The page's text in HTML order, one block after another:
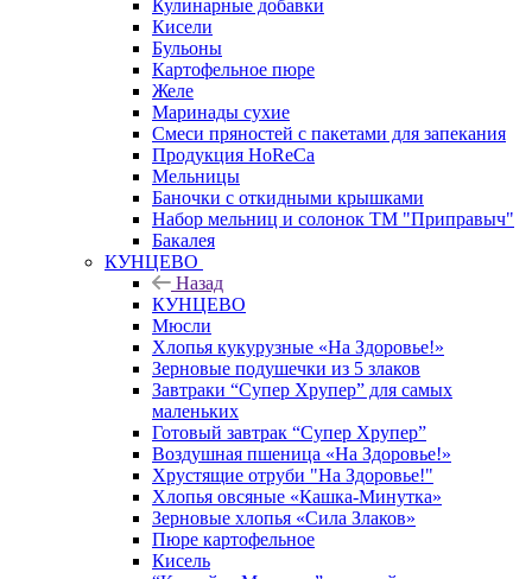
Кулинарные добавки
Кисели
Бульоны
Картофельное пюре
Желе
Маринады сухие
Смеси пряностей с пакетами для запекания
Продукция HoReCa
Мельницы
Баночки с откидными крышками
Набор мельниц и солонок ТМ "Приправыч"
Бакалея
КУНЦЕВО
Назад
КУНЦЕВО
Мюсли
Хлопья кукурузные «На Здоровье!»
Зерновые подушечки из 5 злаков
Завтраки “Супер Хрупер” для самых
маленьких
Готовый завтрак “Супер Хрупер”
Воздушная пшеница «На Здоровье!»
Хрустящие отруби "На Здоровье!"
Хлопья овсяные «Кашка-Минутка»
Зерновые хлопья «Сила Злаков»
Пюре картофельное
Кисель